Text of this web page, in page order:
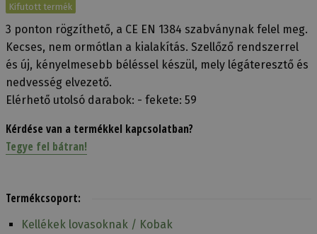
Kifutott termék
3 ponton rögzíthető, a CE EN 1384 szabványnak felel meg.
Kecses, nem ormótlan a kialakítás. Szellőző rendszerrel
és új, kényelmesebb béléssel készül, mely légáteresztő és
nedvesség elvezető.
Elérhető utolsó darabok: - fekete: 59
Kérdése van a termékkel kapcsolatban?
Tegye fel bátran!
Termékcsoport:
Kellékek lovasoknak / Kobak